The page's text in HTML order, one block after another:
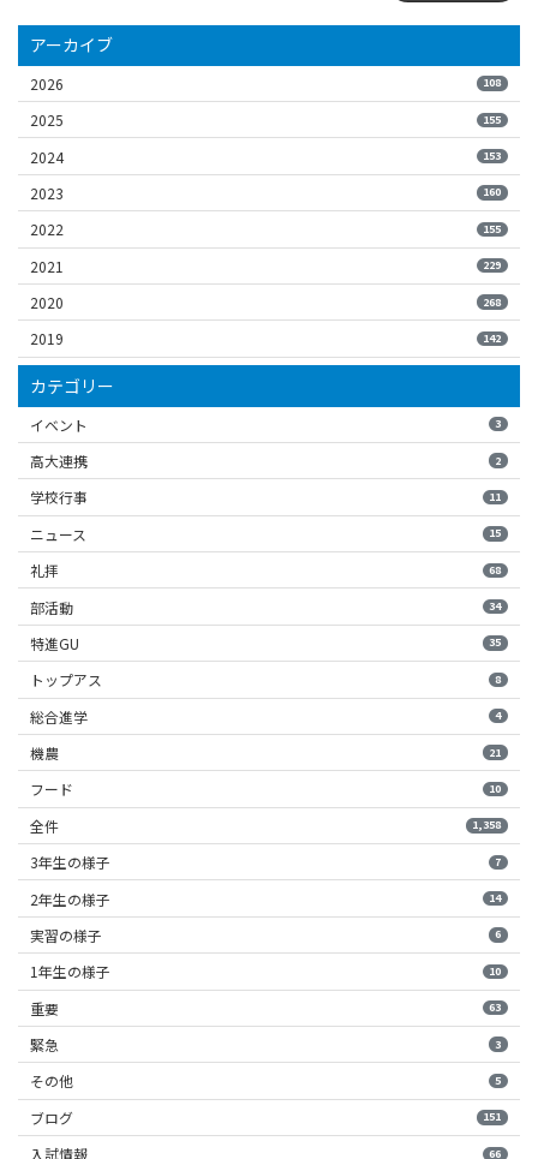
アーカイブ
2026 108
2025 155
2024 153
2023 160
2022 155
2021 229
2020 268
2019 142
カテゴリー
イベント 3
高大連携 2
学校行事 11
ニュース 15
礼拝 68
部活動 34
特進GU 35
トップアス 8
総合進学 4
機農 21
フード 10
全件 1,358
3年生の様子 7
2年生の様子 14
実習の様子 6
1年生の様子 10
重要 63
緊急 3
その他 5
ブログ 151
入試情報 66